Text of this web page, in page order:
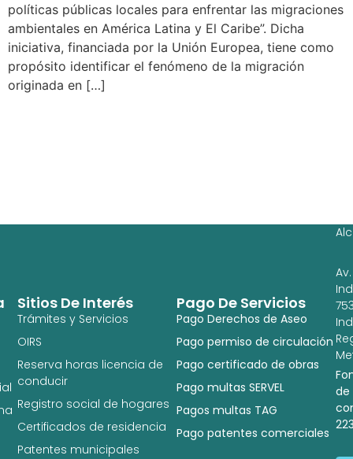
políticas públicas locales para enfrentar las migraciones
ambientales en América Latina y El Caribe”. Dicha
iniciativa, financiada por la Unión Europea, tiene como
propósito identificar el fenómeno de la migración
originada en […]
Pago De Servicios
Pago Derechos de Aseo
Pago permiso de circulación
Pago certificado de obras
Pago multas SERVEL
Pagos multas TAG
Pago patentes comerciales
Sitios De Interés
Trámites y Servicios
OIRS
Reserva horas licencia de
conducir
Registro social de hogares
Certificados de residencia
Patentes municipales
Av.
de